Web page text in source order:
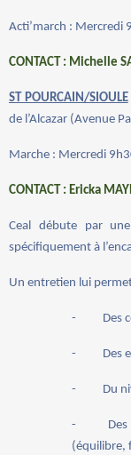
Acti’march : Mercredi
CONTACT : Michelle
ST POURCAIN/SIOULE
de l’Alcazar (Avenue
Marche : Mercredi
CONTACT : Ericka
Ceal débute par
spécifiquement à
Un entretien lui
- Des
- Des
- Du
-
(équilibre,